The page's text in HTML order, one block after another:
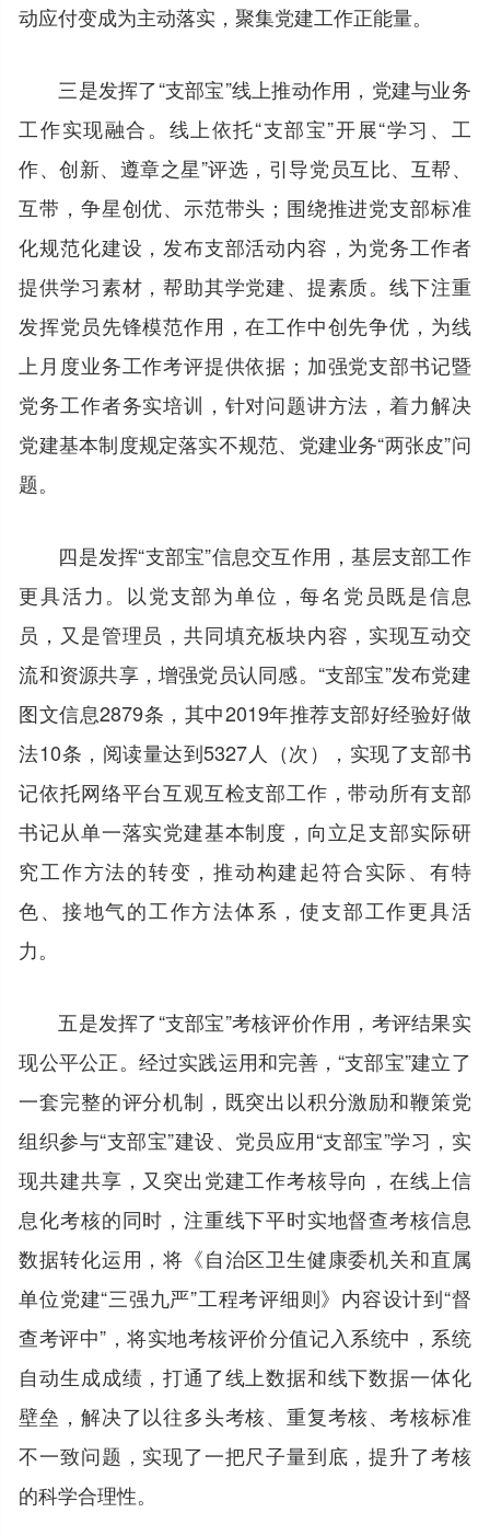
动应付变成为主动落实，聚集党建工作正能量。
三是发挥了“支部宝”线上推动作用，党建与业务
工作实现融合。线上依托“支部宝”开展“学习、工
作、创新、遵章之星”评选，引导党员互比、互帮、
互带，争星创优、示范带头；围绕推进党支部标准
化规范化建设，发布支部活动内容，为党务工作者
提供学习素材，帮助其学党建、提素质。线下注重
发挥党员先锋模范作用，在工作中创先争优，为线
上月度业务工作考评提供依据；加强党支部书记暨
党务工作者务实培训，针对问题讲方法，着力解决
党建基本制度规定落实不规范、党建业务“两张皮”问
题。
四是发挥“支部宝”信息交互作用，基层支部工作
更具活力。以党支部为单位，每名党员既是信息
员，又是管理员，共同填充板块内容，实现互动交
流和资源共享，增强党员认同感。“支部宝”发布党建
图文信息2879条，其中2019年推荐支部好经验好做
法10条，阅读量达到5327人（次），实现了支部书
记依托网络平台互观互检支部工作，带动所有支部
书记从单一落实党建基本制度，向立足支部实际研
究工作方法的转变，推动构建起符合实际、有特
色、接地气的工作方法体系，使支部工作更具活
力。
五是发挥了“支部宝”考核评价作用，考评结果实
现公平公正。经过实践运用和完善，“支部宝”建立了
一套完整的评分机制，既突出以积分激励和鞭策党
组织参与“支部宝”建设、党员应用“支部宝”学习，实
现共建共享，又突出党建工作考核导向，在线上信
息化考核的同时，注重线下平时实地督查考核信息
数据转化运用，将《自治区卫生健康委机关和直属
单位党建“三强九严”工程考评细则》内容设计到“督
查考评中”，将实地考核评价分值记入系统中，系统
自动生成成绩，打通了线上数据和线下数据一体化
壁垒，解决了以往多头考核、重复考核、考核标准
不一致问题，实现了一把尺子量到底，提升了考核
的科学合理性。